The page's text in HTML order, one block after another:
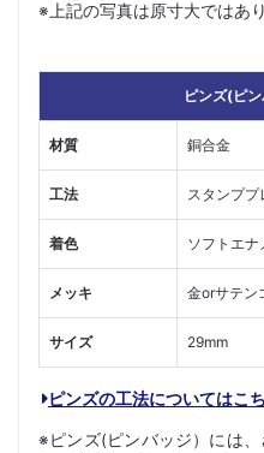
※上記の写真は原寸大ではあ
ピンズ(ピ
材質 銅合金
工法 スタンププ
着色 ソフトエナ
メッキ 金orサテン
サイズ 29mm
ピンズの工法についてはこ
※ピンズ(ピンバッジ）には